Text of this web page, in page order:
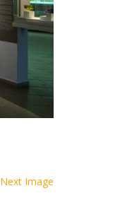
Next Image